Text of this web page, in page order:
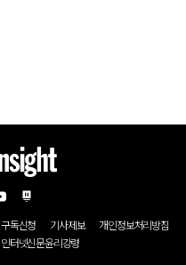
구독신청 기사제보
개인정보처리방침
인터넷신문윤리강령